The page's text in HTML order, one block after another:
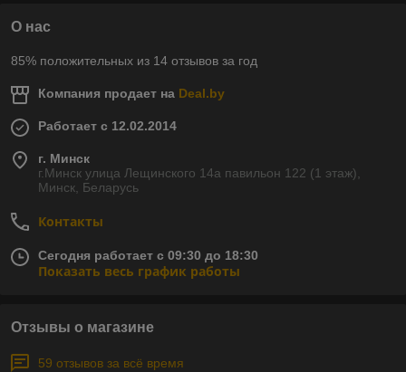
О нас
85% положительных из 14 отзывов за год
Компания продает на Deal.by
Работает с 12.02.2014
г. Минск
г.Минск улица Лещинского 14а павильон 122 (1 этаж),
Минск, Беларусь
Контакты
Сегодня работает с 09:30 до 18:30
Показать весь график работы
Отзывы о магазине
59 отзывов за всё время